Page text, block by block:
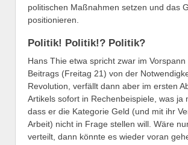
politischen Maßnahmen setzen und das
positionieren.
Politik! Politik!? Politik?
Hans Thie etwa spricht zwar im Vorspann
Beitrags (Freitag 21) von der
Revolution, verfällt dann aber im ersten
Artikels sofort in Rechenbeispiele, was ja
dass er die Kategorie Geld (und mit ihr
Arbeit) nicht in Frage stellen will. Wäre
verteilt, dann könnte es wieder voran